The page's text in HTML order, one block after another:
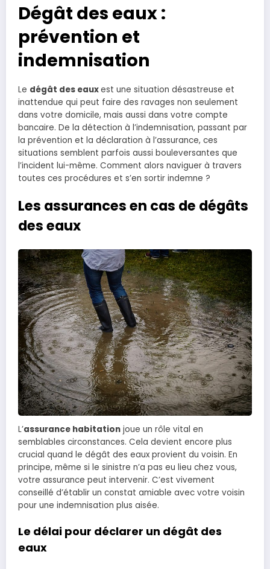
Dégât des eaux :
prévention et
indemnisation
Le dégât des eauxest une situation désastreuse et
inattendue qui peut faire des ravages non seulement
dans votre domicile, mais aussi dans votre compte
bancaire. De la détection à l’indemnisation, passant par
la prévention et la déclaration à l’assurance, ces
situations semblent parfois aussi bouleversantes que
l’incident lui-même. Comment alors naviguer à travers
toutes ces procédures et s’en sortir indemne ?
Les assurances en cas de dégâts
des eaux
L’assurance habitation joue un rôle vital en
semblables circonstances. Cela devient encore plus
crucial quand le dégât des eaux provient du voisin. En
principe, même si le sinistre n’a pas eu lieu chez vous,
votre assurance peut intervenir. C’est vivement
conseillé d’établir un constat amiable avec votre voisin
pour une indemnisation plus aisée.
Le délai pour déclarer un dégât des
eaux